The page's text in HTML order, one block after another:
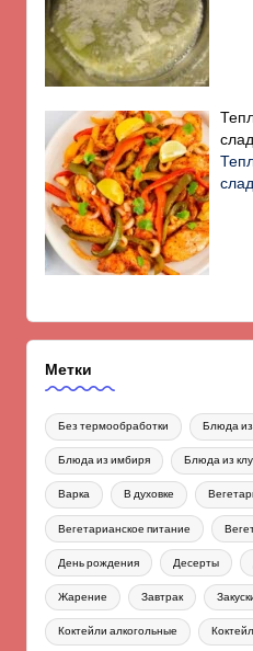
Метки
Без термообработки Блюда
Блюда из имбиря Блюда из
Варка В духовке
Вегетарианское питание
День рождения Десерты
Жарение Завтрак
Коктейли алкогольные